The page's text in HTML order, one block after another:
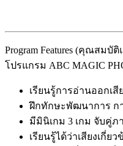
Program Features (คุณสม
โปรแกรม ABC MAGIC
เรียนรู้การอ่านออกเ
ฝึกทักษะพัฒนาการ ก
มีมินิเกม 3 เกม จับคู่ภ
เรียนรู้ได้ว่าเสียงเกี่ย